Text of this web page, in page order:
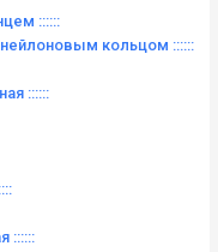
::::::
кольцом ::::::
::::::
::::::